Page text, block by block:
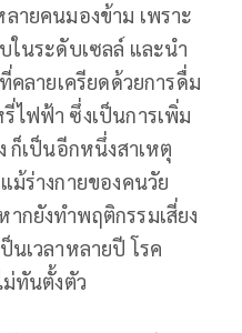
ายคนมองข้าม เพราะ
ในระดับเซลล์ และนำ
คลายเครียดด้วยการดื่ม
ฟฟ้า ซึ่งเป็นการเพิ่ม
ก็เป็นอีกหนึ่งสาเหตุ
ม้ร่างกายของคนวัย
กยังทำพฤติกรรมเสี่ยง
นเวลาหลายปี โรค
ม่ทันตั้งตัว